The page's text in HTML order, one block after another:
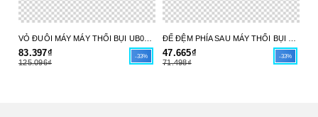
83.397₫
125.096₫
-33% 47.665₫
71.498₫
-33%